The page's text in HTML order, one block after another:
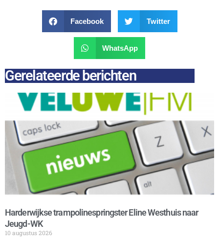
Facebook Twitter
WhatsApp
Gerelateerde berichten
Harderwijkse trampolinespringster Eline Westhuis naar
Jeugd-WK
10 augustus 2026